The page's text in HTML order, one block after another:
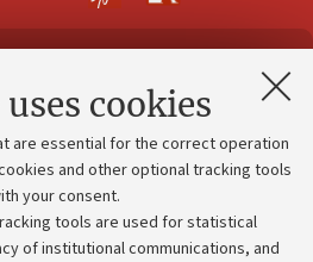
cookies
are essential for the correct operation
and other optional tracking tools
your consent.
tools are used for statistical
of institutional communications, and
certified e-mail (PEC)
divisions
Work with us
community
plan